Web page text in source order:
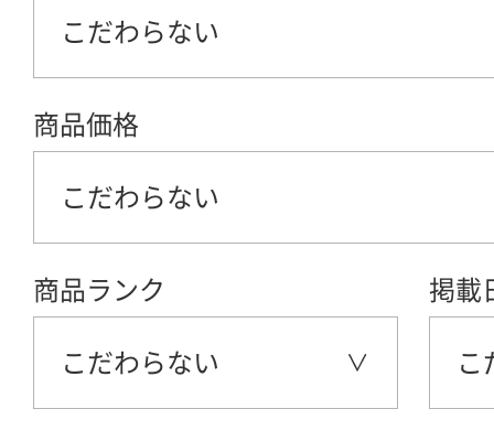
こだわらない
商品価格
こだわらない
商品ランク
こだわらない
掲載
こ